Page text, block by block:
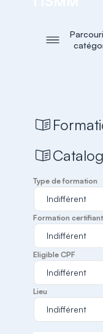
Type de formation
Formation
Eligible CPF
Lieu